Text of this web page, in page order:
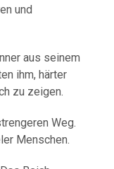
und
aus seinem
ihm, härter
zu zeigen.
Weg.
Menschen.